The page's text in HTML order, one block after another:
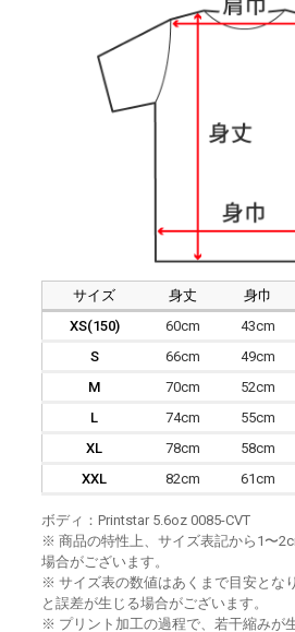
サイズ 身丈 身巾
XS(150)
60cm 43cm
S
66cm 49cm
M
70cm 52cm
L
74cm 55cm
XL
78cm 58cm
XXL
82cm 61cm
ボディ：Printstar 5.6oz 0085-CVT
※ 商品の特性上、サイズ表記から1〜
場合がございます。
※ サイズ表の数値はあくまで目安とな
と誤差が生じる場合がございます。
※ プリント加工の過程で、若干縮みが